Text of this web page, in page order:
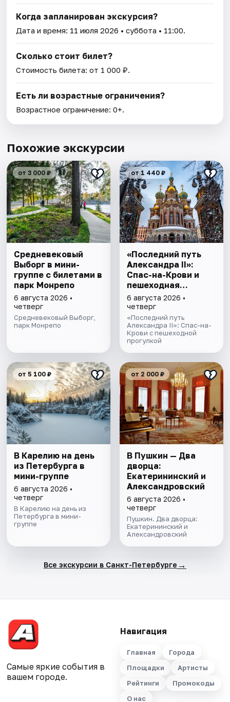
Когда запланирован экскурсия?
Дата и время: 11 июля 2026 • суббота • 11:00.
Сколько стоит билет?
Стоимость билета: от 1 000 ₽.
Есть ли возрастные ограничения?
Возрастное ограничение: 0+.
Похожие экскурсии
от 3 000 ₽
Cредневековый
Выборг в мини-
группе c билетами в
парк Монрепо
6 августа 2026 •
четверг
Средневековый Выборг,
парк Монрепо
от 1 440 ₽
«Последний путь
Александра II»:
Спас-на-Крови и
пешеходная
прогулка
6 августа 2026 •
четверг
«Последний путь
Александра II»: Спас-на-
Крови с пешеходной
прогулкой
от 5 100 ₽
В Карелию на день
из Петербурга в
мини-группе
6 августа 2026 •
четверг
В Карелию на день из
Петербурга в мини-
группе
от 2 000 ₽
В Пушкин — Два
дворца:
Екатерининский и
Александровский
6 августа 2026 •
четверг
Пушкин. Два дворца:
Екатерининский и
Александровский
Все экскурсии в Санкт-Петербурге →
Самые яркие события в
вашем городе.
Навигация
Главная
Города
Площадки
Артисты
Рейтинги
Промокоды
О нас